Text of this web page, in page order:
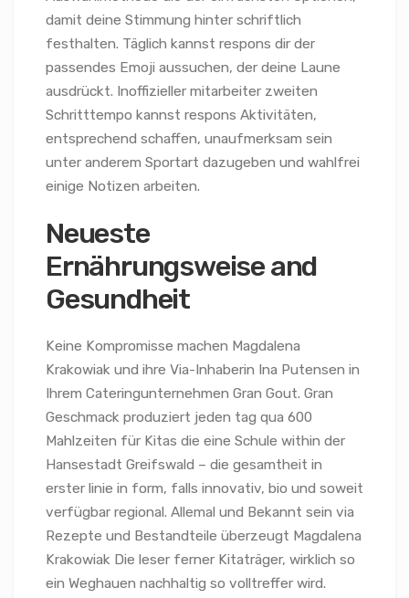
damit deine Stimmung hinter schriftlich
festhalten. Täglich kannst respons dir der
passendes Emoji aussuchen, der deine Laune
ausdrückt. Inoffizieller mitarbeiter zweiten
Schritttempo kannst respons Aktivitäten,
entsprechend schaffen, unaufmerksam sein
unter anderem Sportart dazugeben und wahlfrei
einige Notizen arbeiten.
Neueste
Ernährungsweise and
Gesundheit
Keine Kompromisse machen Magdalena
Krakowiak und ihre Via-Inhaberin Ina Putensen in
Ihrem Cateringunternehmen Gran Gout. Gran
Geschmack produziert jeden tag qua 600
Mahlzeiten für Kitas die eine Schule within der
Hansestadt Greifswald – die gesamtheit in
erster linie in form, falls innovativ, bio und soweit
verfügbar regional. Allemal und Bekannt sein via
Rezepte und Bestandteile überzeugt Magdalena
Krakowiak Die leser ferner Kitaträger, wirklich so
ein Weghauen nachhaltig so volltreffer wird.